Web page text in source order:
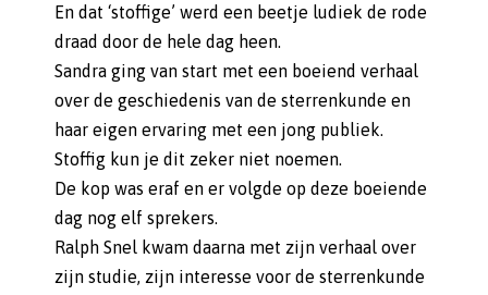
En dat ‘stoffige’ werd een beetje ludiek de rode
draad door de hele dag heen.
Sandra ging van start met een boeiend verhaal
over de geschiedenis van de sterrenkunde en
haar eigen ervaring met een jong publiek.
Stoffig kun je dit zeker niet noemen.
De kop was eraf en er volgde op deze boeiende
dag nog elf sprekers.
Ralph Snel kwam daarna met zijn verhaal over
zijn studie, zijn interesse voor de sterrenkunde